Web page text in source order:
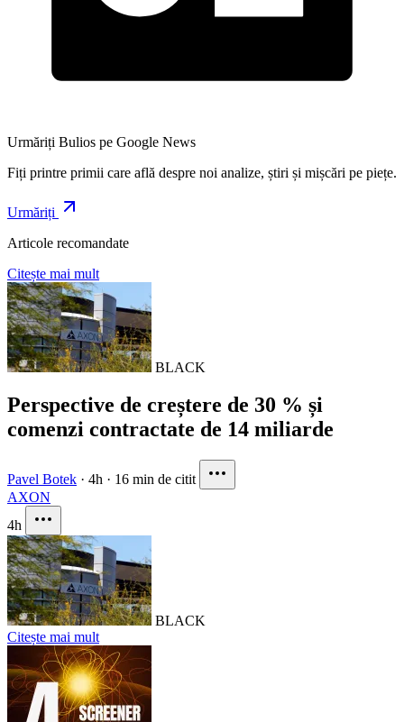
Urmăriți Bulios pe Google News
Fiți printre primii care află despre noi analize, știri și mișcări pe piețe.
Urmăriți
Articole recomandate
Citește mai mult
BLACK
Perspective de creștere de 30 % și
comenzi contractate de 14 miliarde
Pavel Botek · 4h · 16 min de citit
AXON
4h
BLACK
Citește mai mult